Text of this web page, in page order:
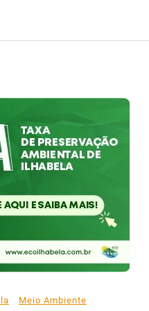
Meio Ambiente
o